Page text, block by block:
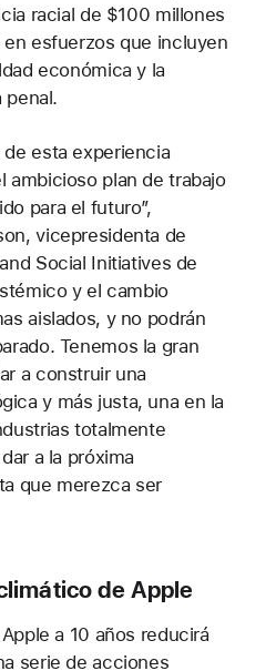
racial de $100 millones
esfuerzos que incluyen
económica y la
penal.
esta experiencia
ambicioso plan de trabajo
para el futuro”,
vicepresidenta de
Social Initiatives de
y el cambio
aislados, y no podrán
Tenemos la gran
a construir una
y más justa, una en la
totalmente
a la próxima
que merezca ser
de Apple
a 10 años reducirá
serie de acciones